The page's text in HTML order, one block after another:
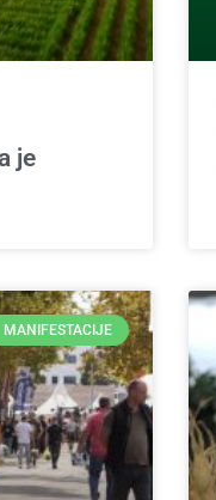
je
MANIFESTACIJE